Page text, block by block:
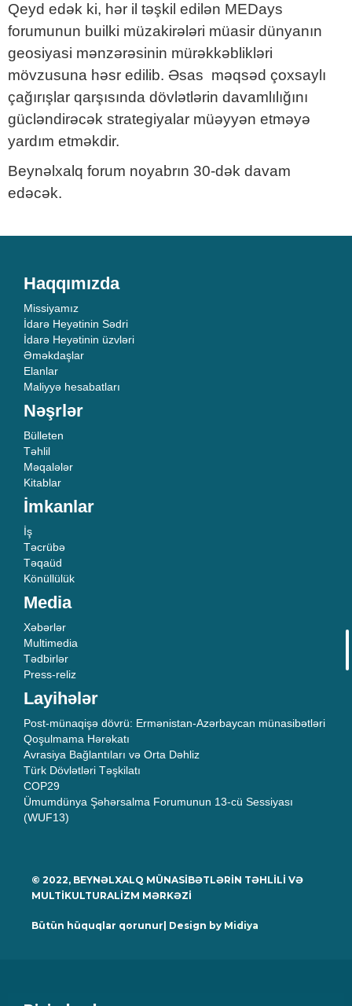
Qeyd edək ki, hər il təşkil edilən MEDays
forumunun builki müzakirələri müasir dünyanın
geosiyasi mənzərəsinin mürəkkəblikləri
mövzusuna həsr edilib. Əsas məqsəd çoxsaylı
çağırışlar qarşısında dövlətlərin davamlılığını
gücləndirəcək strategiyalar müəyyən etməyə
yardım etməkdir.
Beynəlxalq forum noyabrın 30-dək davam
edəcək.
Haqqımızda
Missiyamız
İdarə Heyətinin Sədri
İdarə Heyətinin üzvləri
Əməkdaşlar
Elanlar
Maliyyə hesabatları
Nəşrlər
Bülleten
Təhlil
Məqalələr
Kitablar
İmkanlar
İş
Təcrübə
Təqaüd
Könüllülük
Media
Xəbərlər
Multimedia
Tədbirlər
Press-reliz
Layihələr
Post-münaqişə dövrü: Ermənistan-Azərbaycan münasibətləri
Qoşulmama Hərəkatı
Avrasiya Bağlantıları və Orta Dəhliz
Türk Dövlətləri Təşkilatı
COP29
Ümumdünya Şəhərsalma Forumunun 13-cü Sessiyası
(WUF13)
© 2022, BEYNƏLXALQ MÜNASİBƏTLƏRİN TƏHLİLİ VƏ
MULTİKULTURALİZM MƏRKƏZİ
Bütün hüquqlar qorunur| Design by Midiya